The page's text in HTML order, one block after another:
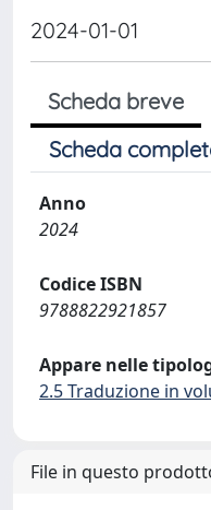
2024-01-01
Scheda breve
Scheda
Anno
2024
Codice ISBN
9788822921857
Appare nelle
2.5 Traduzione in
File in questo